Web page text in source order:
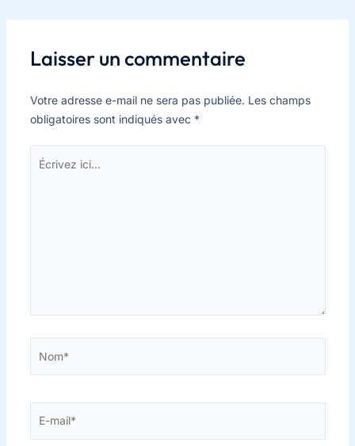
Laisser un commentaire
Votre adresse e-mail ne sera pas publiée. Les champs
obligatoires sont indiqués avec *
ici…